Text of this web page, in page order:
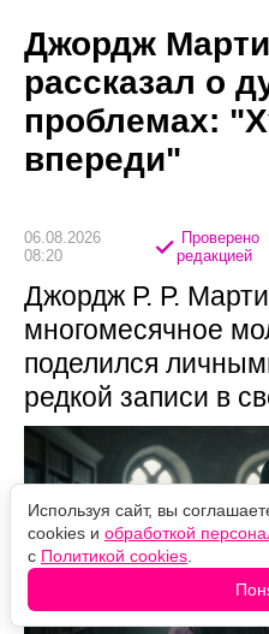
Джордж
рассказал о
проблемах:
впереди"
06.08.2026
08:20
Проверено
редакцией
Джордж Р. Р.
многомесячное
поделился
редкой записи в
Используя сайт, вы
cookies и обработкой
с Политикой cookies